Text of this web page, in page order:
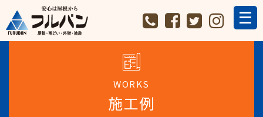
WORKS
施工例